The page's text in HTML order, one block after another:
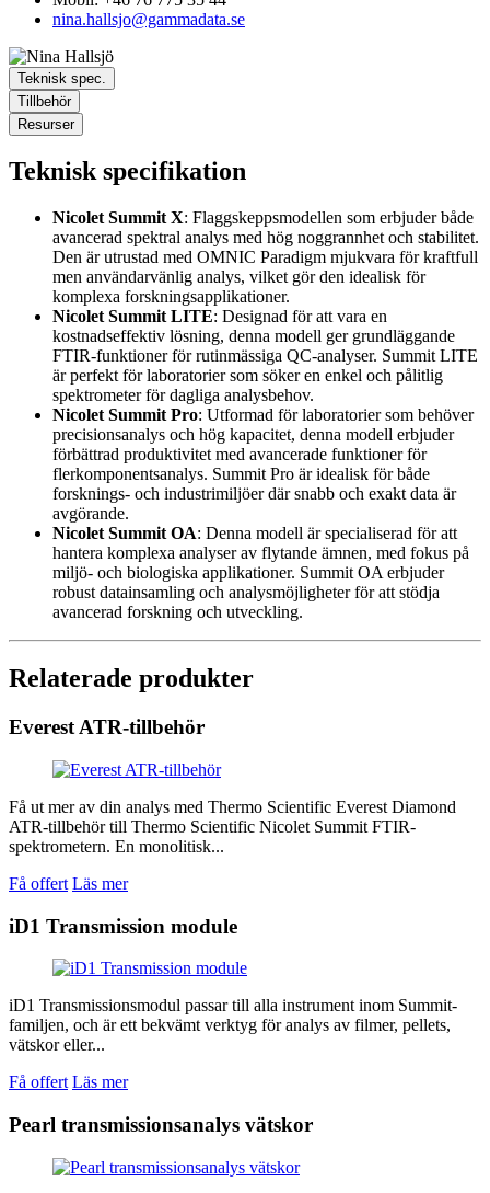
nina.hallsjo@gammadata.se
Teknisk spec.
Tillbehör
Resurser
Teknisk specifikation
Nicolet Summit X: Flaggskeppsmodellen som erbjuder både
avancerad spektral analys med hög noggrannhet och stabilitet.
Den är utrustad med OMNIC Paradigm mjukvara för kraftfull
men användarvänlig analys, vilket gör den idealisk för
komplexa forskningsapplikationer.
Nicolet Summit LITE: Designad för att vara en
kostnadseffektiv lösning, denna modell ger grundläggande
FTIR-funktioner för rutinmässiga QC-analyser. Summit LITE
är perfekt för laboratorier som söker en enkel och pålitlig
spektrometer för dagliga analysbehov.
Nicolet Summit Pro: Utformad för laboratorier som behöver
precisionsanalys och hög kapacitet, denna modell erbjuder
förbättrad produktivitet med avancerade funktioner för
flerkomponentsanalys. Summit Pro är idealisk för både
forsknings- och industrimiljöer där snabb och exakt data är
avgörande.
Nicolet Summit OA: Denna modell är specialiserad för att
hantera komplexa analyser av flytande ämnen, med fokus på
miljö- och biologiska applikationer. Summit OA erbjuder
robust datainsamling och analysmöjligheter för att stödja
avancerad forskning och utveckling.
Relaterade produkter
Everest ATR-tillbehör
Få ut mer av din analys med Thermo Scientific Everest Diamond
ATR-tillbehör till Thermo Scientific Nicolet Summit FTIR-
spektrometern. En monolitisk...
Få offert Läs mer
iD1 Transmission module
iD1 Transmissionsmodul passar till alla instrument inom Summit-
familjen, och är ett bekvämt verktyg för analys av filmer, pellets,
vätskor eller...
Få offert Läs mer
Pearl transmissionsanalys vätskor